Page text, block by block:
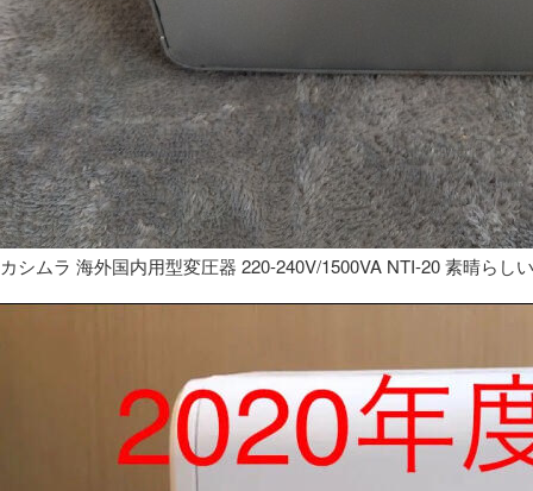
カシムラ 海外国内用型変圧器 220-240V/1500VA NTI-20 素晴らし